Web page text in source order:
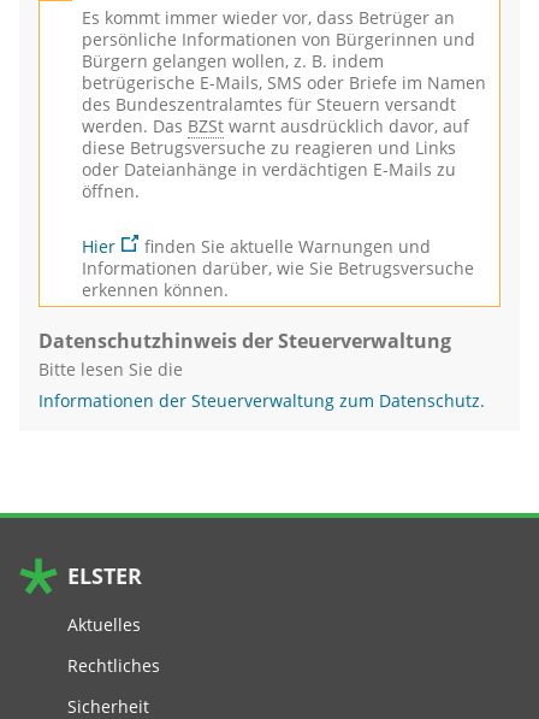
Es kommt immer wieder vor, dass Betrüger an
persönliche Informationen von Bürgerinnen und
Bürgern gelangen wollen, z. B. indem
betrügerische E-Mails, SMS oder Briefe im Namen
des Bundeszentralamtes für Steuern versandt
werden. Das BZSt warnt ausdrücklich davor, auf
diese Betrugsversuche zu reagieren und Links
oder Dateianhänge in verdächtigen E-Mails zu
öffnen.
Hier
finden Sie aktuelle Warnungen und
Informationen darüber, wie Sie Betrugsversuche
erkennen können.
Datenschutzhinweis der Steuerverwaltung
Bitte lesen Sie die
Informationen der Steuerverwaltung zum Datenschutz.
ELSTER
Aktuelles
Rechtliches
Sicherheit